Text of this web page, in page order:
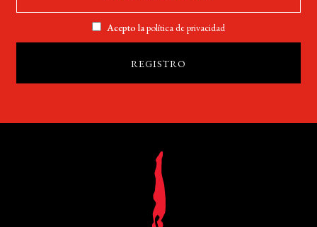
Acepto lapolítica de privacidad